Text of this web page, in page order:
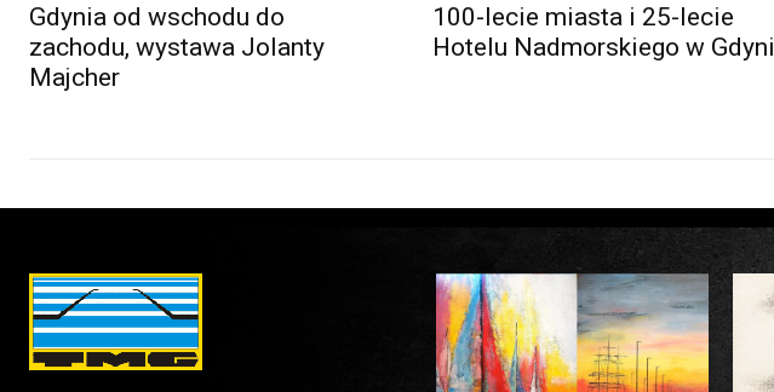
Gdynia od wschodu do
zachodu, wystawa Jolanty
Majcher
100-lecie miasta i 25-lecie
Hotelu Nadmorskiego w Gdyni